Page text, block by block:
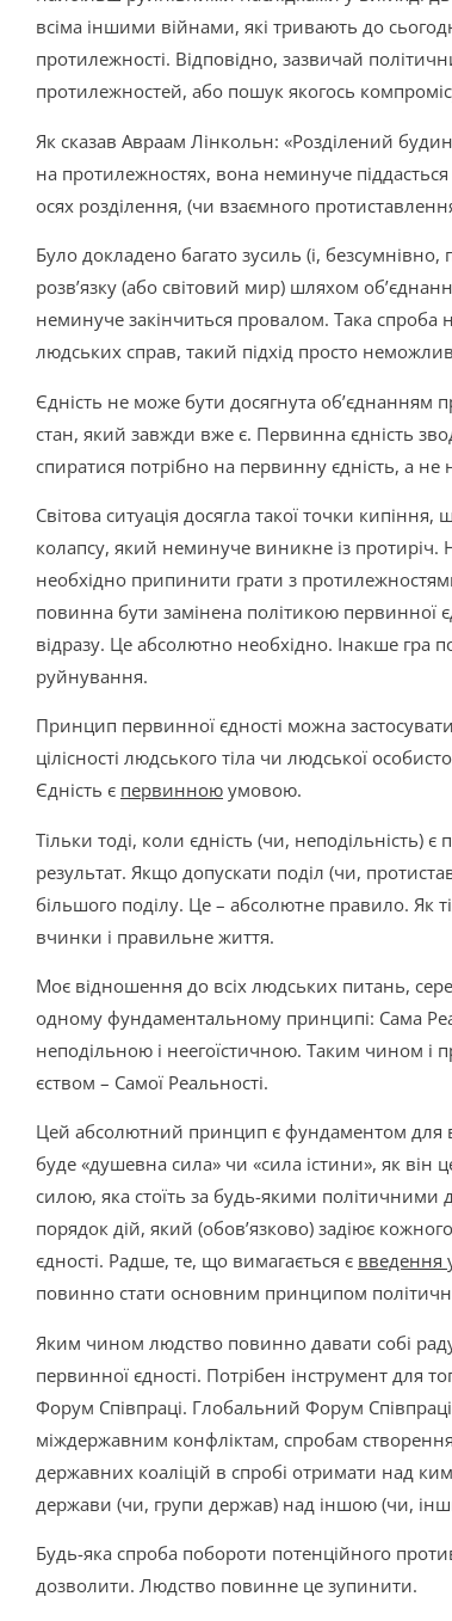
всіма іншими війнами, які тривають до
протилежності. Відповідно, зазвичай
протилежностей, або пошук якогось
Як сказав Авраам Лінкольн: «Розділений
на протилежностях, вона неминуче
осях розділення, (чи взаємного
Було докладено багато зусиль (і,
розв’язку (або світовий мир) шляхом
неминуче закінчиться провалом. Така
людських справ, такий підхід просто
Єдність не може бути досягнута об’єднанням
стан, який завжди вже є. Первинна єдність
спиратися потрібно на первинну єдність, а
Світова ситуація досягла такої точки
колапсу, який неминуче виникне із протиріч.
необхідно припинити грати з
повинна бути замінена політикою первинної
відразу. Це абсолютно необхідно. Інакше
руйнування.
Принцип первинної єдності можна
цілісності людського тіла чи людської
Єдність є первинною умовою.
Тільки тоді, коли єдність (чи, неподільність)
результат. Якщо допускати поділ (чи,
більшого поділу. Це – абсолютне правило. Як
вчинки і правильне життя.
Моє відношення до всіх людських питань,
одному фундаментальному принципі: Сама
неподільною і неегоїстичною. Таким чином і
єством – Самої Реальності.
Цей абсолютний принцип є фундаментом для
буде «душевна сила» чи «сила істини», як він
силою, яка стоїть за будь-якими
порядок дій, який (обов’язково) задіює
єдності. Радше, те, що вимагається є введення
повинно стати основним принципом
Яким чином людство повинно давати собі
первинної єдності. Потрібен інструмент для
Форум Співпраці. Глобальний Форум
міждержавним конфліктам, спробам
державних коаліцій в спробі отримати над
держави (чи, групи держав) над іншою (чи,
Будь-яка спроба побороти потенційного
дозволити. Людство повинне це зупинити.